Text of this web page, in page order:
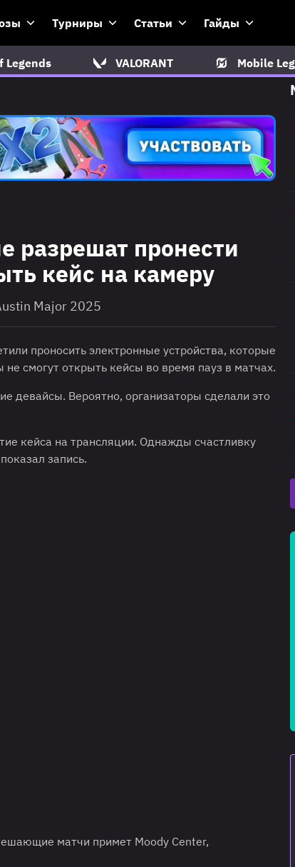
Турниры Статьи Гайды
Legends VALORANT Mobile
разрешат пронести
кейс на камеру
Major 2025
проносить электронные устройства, которые
смогут открыть кейсы во время пауз в матчах.
девайсы. Вероятно, организаторы сделали это
кейса на трансляции. Однажды счастливку
запись.
матчи примет Moody Center,